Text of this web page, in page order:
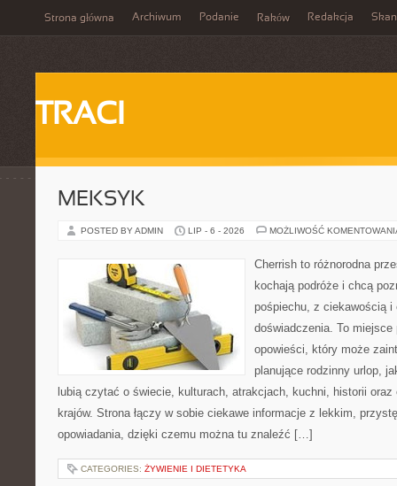
Strona główna Archiwum Podanie Raków Redakcja
TRACI
MEKSYK
POSTED BY ADMIN LIP - 6 - 2026 MOŻLIWOŚĆ
Cherrish to różnorodna
kochają podróże i chcą
pośpiechu, z ciekawością i
doświadczenia. To miejsce
opowieści, który może
planujące rodzinny urlop,
lubią czytać o świecie, kulturach, atrakcjach, kuchni, historii
krajów. Strona łączy w sobie ciekawe informacje z lekkim,
opowiadania, dzięki czemu można tu znaleźć […]
CATEGORIES: ŻYWIENIE I DIETETYKA